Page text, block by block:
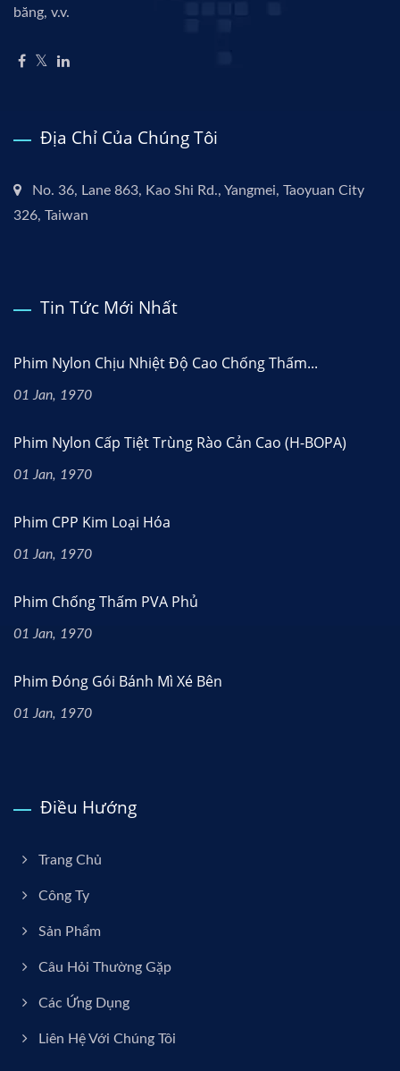
băng, v.v.
Địa Chỉ Của Chúng Tôi
No. 36, Lane 863, Kao Shi Rd., Yangmei, Taoyuan City
326, Taiwan
Tin Tức Mới Nhất
Phim Nylon Chịu Nhiệt Độ Cao Chống Thấm...
01 Jan, 1970
Phim Nylon Cấp Tiệt Trùng Rào Cản Cao (H-BOPA)
01 Jan, 1970
Phim CPP Kim Loại Hóa
01 Jan, 1970
Phim Chống Thấm PVA Phủ
01 Jan, 1970
Phim Đóng Gói Bánh Mì Xé Bên
01 Jan, 1970
Điều Hướng
Trang Chủ
Công Ty
Sản Phẩm
Câu Hỏi Thường Gặp
Các Ứng Dụng
Liên Hệ Với Chúng Tôi